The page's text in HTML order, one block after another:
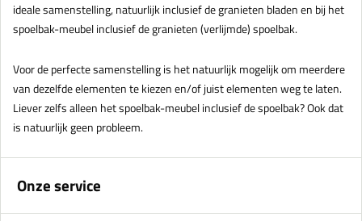
ideale samenstelling, natuurlijk inclusief de granieten bladen en bij het
spoelbak-meubel inclusief de granieten (verlijmde) spoelbak.
Voor de perfecte samenstelling is het natuurlijk mogelijk om meerdere
van dezelfde elementen te kiezen en/of juist elementen weg te laten.
Liever zelfs alleen het spoelbak-meubel inclusief de spoelbak? Ook dat
is natuurlijk geen probleem.
Onze service